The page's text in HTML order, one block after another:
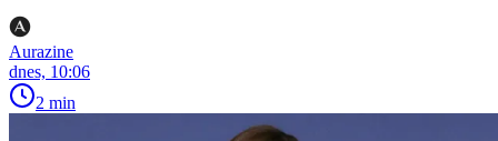
Aurazine
dnes, 10:06
2 min